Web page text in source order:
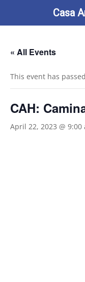
713-622-
« All Events
This event has
CAH:
April 22, 2023 @ 9:00
Casa